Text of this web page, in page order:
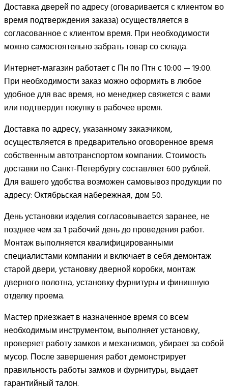
Доставка дверей по адресу (оговаривается с клиентом во
время подтверждения заказа) осуществляется в
согласованное с клиентом время. При необходимости
можно самостоятельно забрать товар со склада.
Интернет-магазин работает с Пн по Птн с 10:00 — 19:00.
При необходимости заказ можно оформить в любое
удобное для вас время, но менеджер свяжется с вами
или подтвердит покупку в рабочее время.
Доставка по адресу, указанному заказчиком,
осуществляется в предварительно оговоренное время
собственным автотранспортом компании. Стоимость
доставки по Санкт-Петербургу составляет 600 рублей.
Для вашего удобства возможен самовывоз продукции по
адресу: Октябрьская набережная, дом 50.
День установки изделия согласовывается заранее, не
позднее чем за 1 рабочий день до проведения работ.
Монтаж выполняется квалифицированными
специалистами компании и включает в себя демонтаж
старой двери, установку дверной коробки, монтаж
дверного полотна, установку фурнитуры и финишную
отделку проема.
Мастер приезжает в назначенное время со всем
необходимым инструментом, выполняет установку,
проверяет работу замков и механизмов, убирает за собой
мусор. После завершения работ демонстрирует
правильность работы замков и фурнитуры, выдает
гарантийный талон.